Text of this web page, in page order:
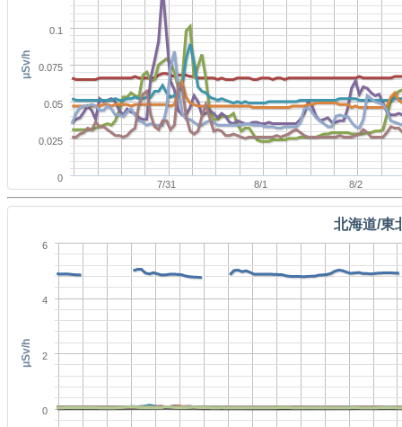
7/31 8/1 8/2
0
0.025
0.05
0.075
0.1
μSv/h
北海道/東
0
2
4
6
μSv/h